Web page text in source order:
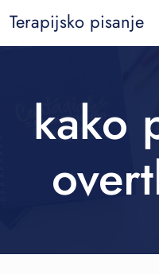
Terapijsko pisanje
kako